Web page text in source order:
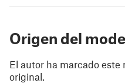
Origen del
El autor ha marcado este
original.